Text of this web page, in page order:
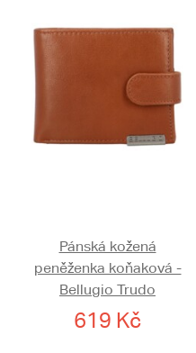
Pánská kožená
peněženka koňaková -
Bellugio Trudo
619 Kč